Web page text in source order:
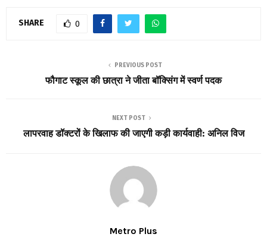
SHARE 0
PREVIOUS POST
फौगाट स्कूल की छात्रा ने जीता बॉक्सिंग में स्वर्ण पदक
NEXT POST
लापरवाह डॉक्टरों के खिलाफ की जाएगी कड़ी कार्यवाही: अनिल विज
Metro Plus